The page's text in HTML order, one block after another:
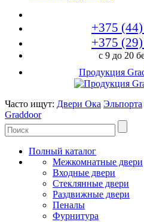
+375 (44)
+375 (29)
с 9 до 20
Продукция
Часто ищут: Двери Ока Эльпорта
Graddoor
Полный каталог
Межкомнатные двери
Входные двери
Стеклянные двери
Раздвижные двери
Пеналы
Фурнитура